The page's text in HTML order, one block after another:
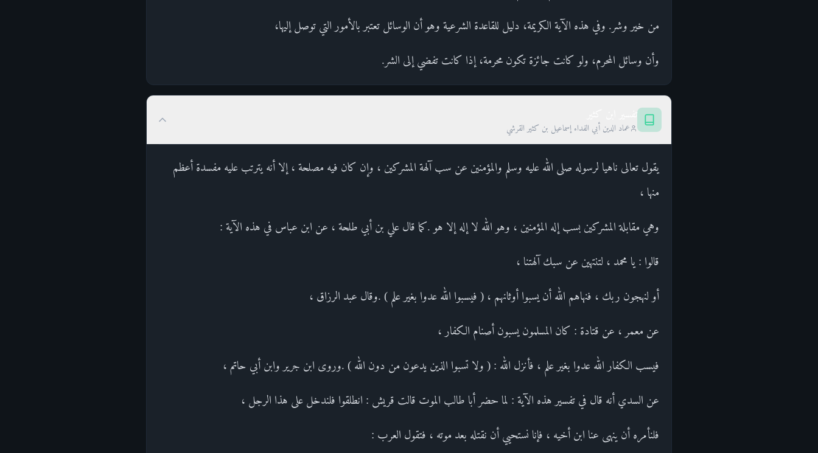
من خير وشر. وفي هذه الآية الكريمة، دليل للقاعدة الشرعية وهو أن الوسائل تعتبر بالأمور التي توصل إليها،
وأن وسائل المحرم، ولو كانت جائزة تكون محرمة، إذا كانت تفضي إلى الشر.
عماد الدين أبي الفداء إسماعيل بن كثير القرشي
يقول تعالى ناهيا لرسوله صلى الله عليه وسلم والمؤمنين عن سب آلهة المشركين ، وإن كان فيه مصلحة ، إلا أنه يترتب عليه مفسدة أعظم
منها ،
وهي مقابلة المشركين بسب إله المؤمنين ، وهو الله لا إله إلا هو .كما قال علي بن أبي طلحة ، عن ابن عباس في هذه الآية :
قالوا : يا محمد ، لتنتهين عن سبك آلهتنا ،
أو لنهجون ربك ، فنهاهم الله أن يسبوا أوثانهم ، ( فيسبوا الله عدوا بغير علم ) .وقال عبد الرزاق ،
عن معمر ، عن قتادة : كان المسلمون يسبون أصنام الكفار ،
فيسب الكفار الله عدوا بغير علم ، فأنزل الله : ( ولا تسبوا الذين يدعون من دون الله ) .وروى ابن جرير وابن أبي حاتم ،
عن السدي أنه قال في تفسير هذه الآية : لما حضر أبا طالب الموت قالت قريش : انطلقوا فلندخل على هذا الرجل ،
فلنأمره أن ينهى عنا ابن أخيه ، فإنا نستحيي أن نقتله بعد موته ، فتقول العرب :